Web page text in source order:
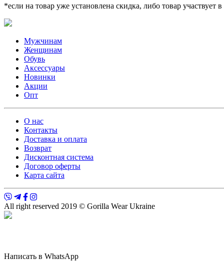
*если на товар уже установлена скидка, либо товар
Мужчинам
Женщинам
Обувь
Аксессуары
Новинки
Акции
Опт
О нас
Контакты
Доставка и оплата
Возврат
Дисконтная система
Договор оферты
Карта сайта
All right reserved 2019 © Gorilla Wear Ukraine
Написать в WhatsApp